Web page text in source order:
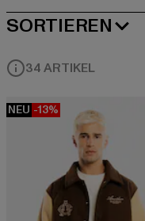
SORTIEREN
BELIEBTESTE
34 ARTIKEL
NEU -13%